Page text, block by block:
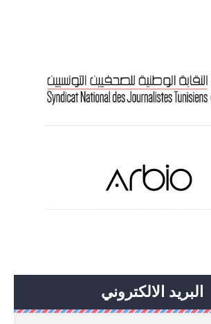
البريد الالكتروني